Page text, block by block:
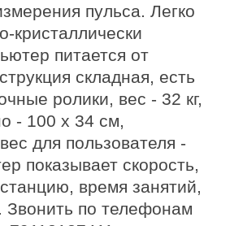
пульса. Легко
кристаллически
питается от
складная, есть
ролики, вес - 32 кг,
- 100 х 34 см,
для пользователя -
показывает скорость,
время занятий,
Звонить по телефонам